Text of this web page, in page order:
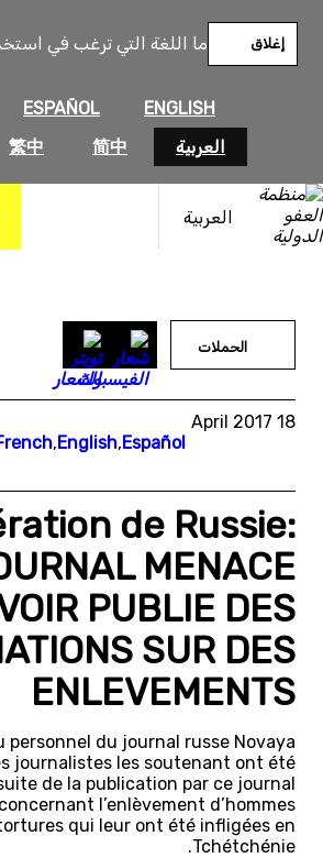
ما اللغة التي ترغب في
ENGLISH
ESPAÑOL
العربية
简中
繁中
إغلاق
العربية
المحتوى
الحملات
18 April 2017
,English,Español
de Russie:
MENACE
PUBLIE DES
SUR DES
ENLEVEMENTS
personnel du journal russe Novaya
journalistes les soutenant ont été
de la publication par ce journal
l’enlèvement d’hommes
qui leur ont été infligées en
Tchétchénie.